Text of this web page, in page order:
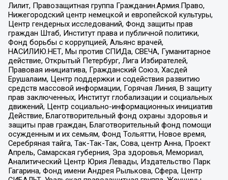
Лилит, Правозащитная группа Гражданин.Армия.Право,
Нижегородский центр немецкой и европейской культуры,
Центр гендерных исследований, Фонд защиты прав
граждан Штаб, Институт права и публичной политики,
Фонд борьбы с коррупцией, Альянс врачей,
НАСИЛИЮ.НЕТ, Мы против СПИДа, СВЕЧА, Гуманитарное
действие, Открытый Петербург, Лига Избирателей,
Правовая инициатива, Гражданский Союз, Хасдей
Ерушалаим, Центр поддержки и содействия развитию
средств массовой информации, Горячая Линия, В защиту
прав заключенных, Институт глобализации и социальных
движений, Центр социально-информационных инициатив
Действие, Благотворительный фонд охраны здоровья и
защиты прав граждан, Благотворительный фонд помощи
осужденным и их семьям, Фонд Тольятти, Новое время,
Серебряная тайга, Так-Так-Так, Сова, центр Анна, Проект
Апрель, Самарская губерния, Эра здоровья, Мемориал,
Аналитический Центр Юрия Левады, Издательство Парк
Гагарина, Фонд имени Андрея Рылькова, Сфера, Центр